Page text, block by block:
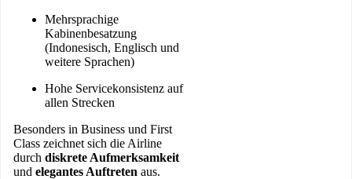
Mehrsprachige
Kabinenbesatzung
(Indonesisch, Englisch und
weitere Sprachen)
Hohe Servicekonsistenz auf
allen Strecken
Besonders in Business und First
Class zeichnet sich die Airline
durch diskrete Aufmerksamkeit
und elegantes Auftreten aus.